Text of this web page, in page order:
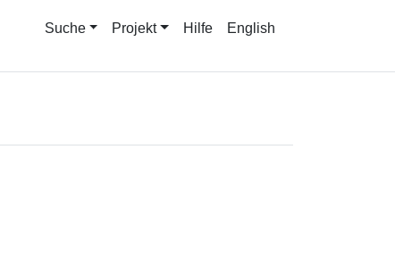
Suche Projekt Hilfe English